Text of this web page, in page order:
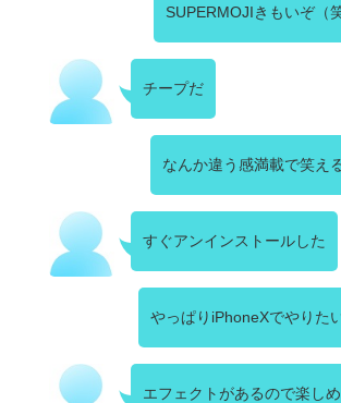
SUPERMOJIきもいぞ（
チープだ
なんか違う感満載で笑え
すぐアンインストールした
やっぱりiPhoneXでやりた
エフェクトがあるので楽し